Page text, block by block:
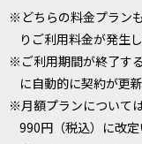
※どちらの料金プラン
りご利用料金が発生し
※ご利用期間が終了す
に自動的に契約が更新
※月額プランについて
990円（税込）に改定